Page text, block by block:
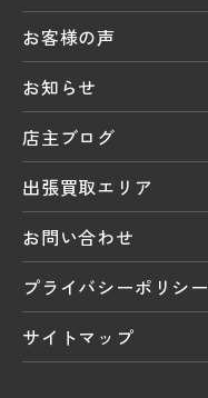
お客様の声
お知らせ
店主ブログ
出張買取エリア
お問い合わせ
プライバシーポリシー
サイトマップ